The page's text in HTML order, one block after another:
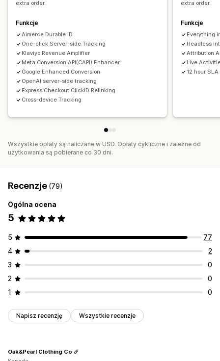
Zgodność z RODO
extra order.
Funkcje
Aimerce Durable ID
One-click Server-side Tracking
Klaviyo Revenue Amplifier
Meta Conversion API(CAPI) Enhancer
Google Enhanced Conversion
OpenAI server-side tracking
Express Checkout ClickID Relinking
Cross-device Tracking
extra order.
Funkcje
Everything
Headless
Attribution
Live
12 hour
Wszystkie opłaty są naliczane w USD. Opłaty cykliczne i zależne od
użytkowania są pobierane co 30 dni.
Recenzje (79)
Ogólna ocena
5
5
77
4
2
3
0
2
0
1
0
Napisz recenzję Wszystkie recenzje
Oak&Pearl Clothing Co